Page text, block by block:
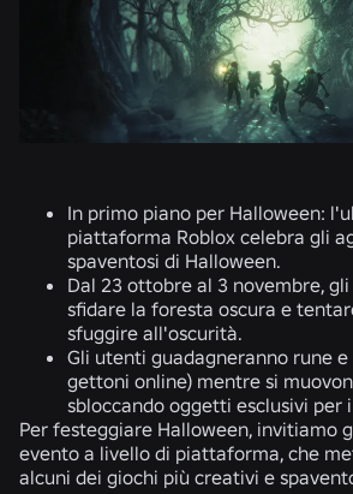
In primo piano per Halloween:
piattaforma Roblox celebra gli
spaventosi di Halloween.
Dal 23 ottobre al 3 novembre,
sfidare la foresta oscura e
sfuggire all'oscurità.
Gli utenti guadagneranno rune e
gettoni online) mentre si
sbloccando oggetti esclusivi per
Per festeggiare Halloween, invitiamo
evento a livello di piattaforma, che
alcuni dei giochi più creativi e